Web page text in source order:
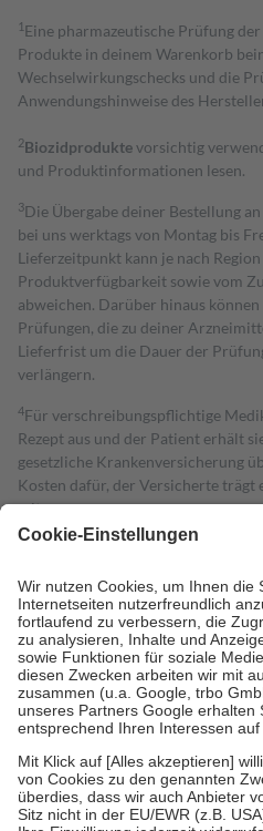
1 Eine pharmazeutische Prüfung
Produkte in deinem Warenkorb
Wechselwirkungschecks und die
Anwendungshinweise des
2Biozidproduktevorsichtig
und Produktinformationen lesen.
3Die Übergabe deiner Bestellung
bei uns werktags von Montag bis
Lieferzeitpunkt kann je nach
Produktverfügbarkeit sowie vom
abweichen. Darüber hinaus
Prüfungen, die zu deiner
Lieferfrist um die Dauer der
verlängern.
4Für verschreibungspflichtige
Rezept aus und der Patient erhält
gesetzliche Krankenversicherung
Kosten dafür, der Versicherte trägt
mit.
Grundsätzlich leisten Mitglieder
höchstens zehn Euro.
Es sind
Kosten der Leistung zu entrichten.
Diese Regeln gelten grundsätzlich
Bei Heilmitteln und häuslicher
Zuzahlung zehn Prozent der
Verordnung.
Um das Engagement der
stärken und die besondere
fallenkeine Zuzahlungenan bei:
• Kindern und Jugendlichen bis
mit Ausnahme der Fahrkosten